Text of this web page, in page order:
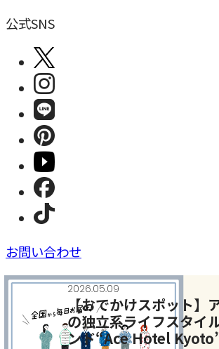
公式SNS
お問い合わせ
2026.05.09
【おでかけスポット】
の独立系ライフスタイ
ンド“Ace Hotel